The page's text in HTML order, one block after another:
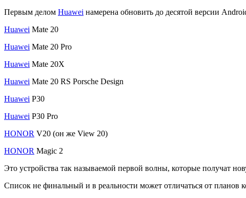
Первым делом Huawei намерена обновить до десятой версии
Huawei Mate 20
Huawei Mate 20 Pro
Huawei Mate 20X
Huawei Mate 20 RS Porsche Design
Huawei P30
Huawei P30 Pro
HONOR V20 (он же View 20)
HONOR Magic 2
Это устройства так называемой первой волны, которые получат
Список не финальный и в реальности может отличаться от планов